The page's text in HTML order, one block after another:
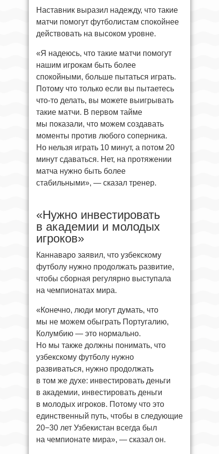
Наставник выразил надежду, что такие
матчи помогут футболистам спокойнее
действовать на высоком уровне.
«Я надеюсь, что такие матчи помогут
нашим игрокам быть более
спокойными, больше пытаться играть.
Потому что только если вы пытаетесь
что-то делать, вы можете выигрывать
такие матчи. В первом тайме
мы показали, что можем создавать
моменты против любого соперника.
Но нельзя играть 10 минут, а потом 20
минут сдаваться. Нет, на протяжении
матча нужно быть более
стабильными», — сказал тренер.
«Нужно инвестировать
в академии и молодых
игроков»
Каннаваро заявил, что узбекскому
футболу нужно продолжать развитие,
чтобы сборная регулярно выступала
на чемпионатах мира.
«Конечно, люди могут думать, что
мы не можем обыграть Португалию,
Колумбию — это нормально.
Но мы также должны понимать, что
узбекскому футболу нужно
развиваться, нужно продолжать
в том же духе: инвестировать деньги
в академии, инвестировать деньги
в молодых игроков. Потому что это
единственный путь, чтобы в следующие
20−30 лет Узбекистан всегда был
на чемпионате мира», — сказал он.